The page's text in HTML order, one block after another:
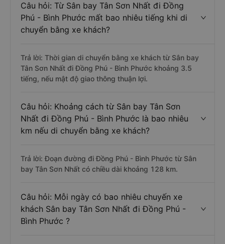
Câu hỏi: Từ Sân bay Tân Sơn Nhất đi Đồng
Phú - Bình Phước mất bao nhiêu tiếng khi di
chuyển bằng xe khách?
Trả lời: Thời gian di chuyển bằng xe khách từ Sân bay
Tân Sơn Nhất đi Đồng Phú - Bình Phước khoảng 3.5
tiếng, nếu mật độ giao thông thuận lợi.
Câu hỏi: Khoảng cách từ Sân bay Tân Sơn
Nhất đi Đồng Phú - Bình Phước là bao nhiêu
km nếu di chuyển bằng xe khách?
Trả lời: Đoạn đường đi Đồng Phú - Bình Phước từ Sân
bay Tân Sơn Nhất có chiều dài khoảng 128 km.
Câu hỏi: Mỗi ngày có bao nhiêu chuyến xe
khách Sân bay Tân Sơn Nhất đi Đồng Phú -
Bình Phước ?